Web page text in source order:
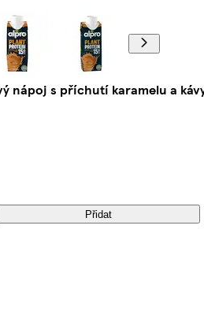
nápoj s příchutí karamelu a
Přidat